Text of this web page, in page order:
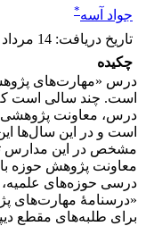
جواد آسه*
تاریخ دریافت: 14 مرداد 1404
چکیده
درس «مهارت‌های
است. چند سالی است
درس، معاونت پژوهشی
است و در این سال‌ها
مشخص در این مدارس
معاونت پژوهش حوزه
درسی حوزه‌های
«درسنامۀ مهارت‌های
برای طلبه‌های مقطع